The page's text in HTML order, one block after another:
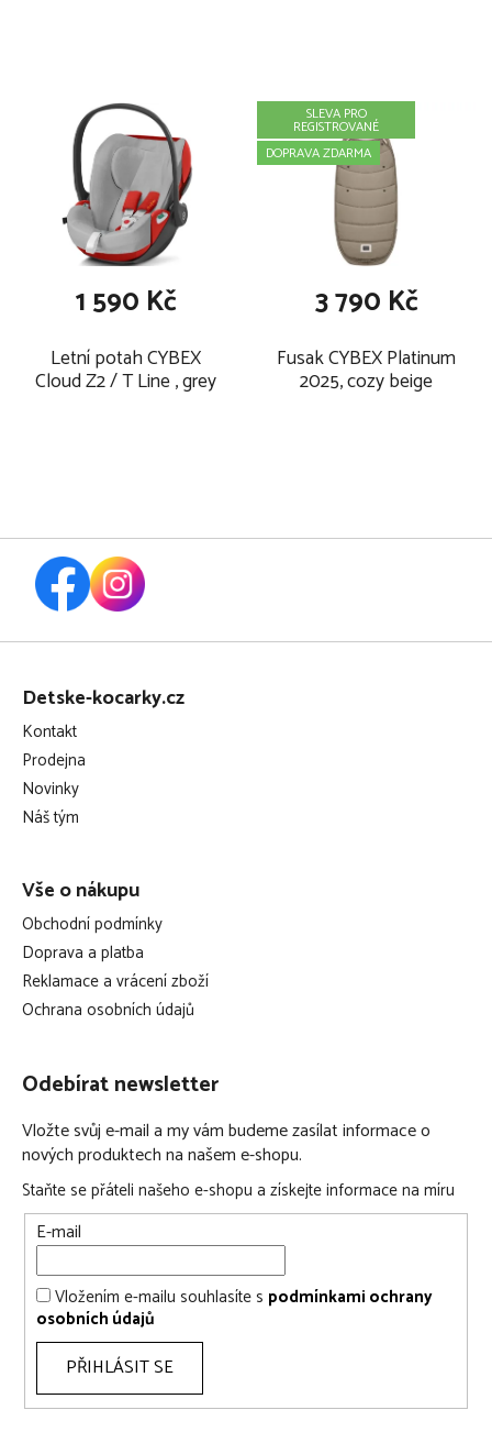
Letní potah CYBEX
Cloud Z2 / T Line , grey
1 590 Kč
SLEVA PRO
REGISTROVANÉ
DOPRAVA ZDARMA
Fusak CYBEX Platinum
2025, cozy beige
3 790 Kč
Z
Detske-kocarky.cz
Kontakt
Prodejna
Novinky
Náš tým
Vše o nákupu
Obchodní podmínky
Doprava a platba
Reklamace a vrácení zboží
Ochrana osobních údajů
Odebírat newsletter
Vložte svůj e-mail a my vám budeme zasílat informace o
nových produktech na našem e-shopu.
Staňte se přáteli našeho e-shopu a získejte informace na míru
E-mail
Vložením e-mailu souhlasíte s podmínkami ochrany
osobních údajů
PŘIHLÁSIT SE